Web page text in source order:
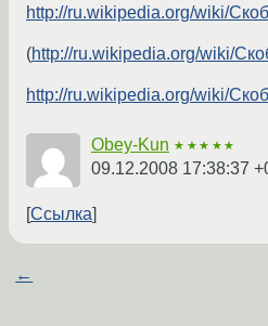
http://ru.wikipedia.org/wiki/
(http://ru.wikipedia.org/wiki/
http://ru.wikipedia.org/wiki/
Obey-Kun ★★★★★
09.12.2008 17:38:37
Ссылка
←